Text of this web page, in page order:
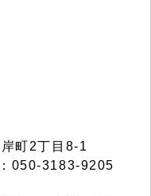
町2丁目 8-1
050-3183-9205